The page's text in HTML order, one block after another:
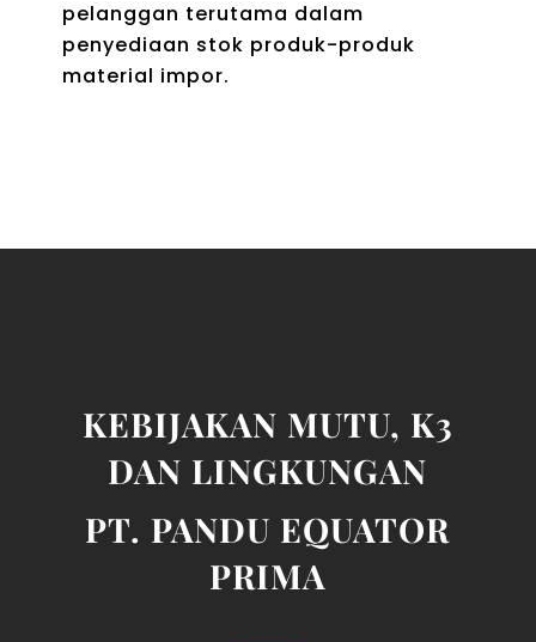
pelanggan terutama dalam
penyediaan stok produk-produk
material impor.
KEBIJAKAN MUTU, K3
DAN LINGKUNGAN
PT. PANDU EQUATOR
PRIMA